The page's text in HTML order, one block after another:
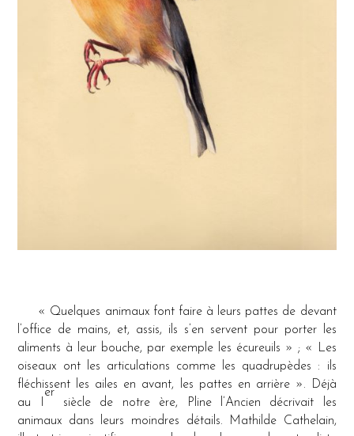
« Quelques animaux font faire à leurs pattes de devant
l’office de mains, et, assis, ils s’en servent pour porter les
aliments à leur bouche, par exemple les écureuils » ; « Les
oiseaux ont les articulations comme les quadrupèdes : ils
fléchissent les ailes en avant, les pattes en arrière ». Déjà
au I
er
siècle de notre ère, Pline l’Ancien décrivait les
animaux dans leurs moindres détails. Mathilde Cathelain,